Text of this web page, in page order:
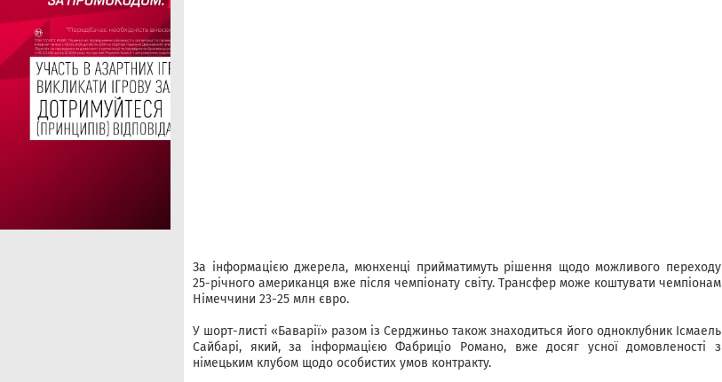
За інформацією джерела, мюнхенці прийматимуть рішення щодо можливого переходу
25-річного американця вже після чемпіонату світу. Трансфер може коштувати чемпіонам
Німеччини 23-25 млн євро.
У шорт-листі «Баварії» разом із Серджиньо також знаходиться його одноклубник Ісмаель
Сайбарі, який, за інформацією Фабриціо Романо, вже досяг усної домовленості з
німецьким клубом щодо особистих умов контракту.